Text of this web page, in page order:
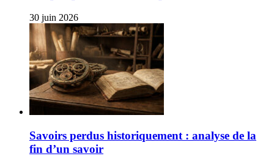
30 juin 2026
Savoirs perdus historiquement : analyse de la
fin d’un savoir